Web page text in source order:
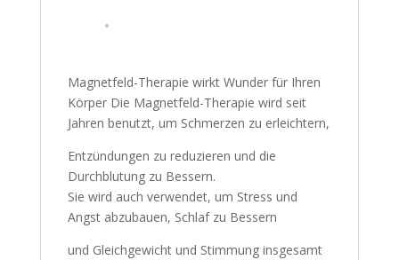
Magnetfeld-Therapie wirkt Wunder für Ihren
Körper Die Magnetfeld-Therapie wird seit
Jahren benutzt, um Schmerzen zu erleichtern,
Entzündungen zu reduzieren und die
Durchblutung zu Bessern.
Sie wird auch verwendet, um Stress und
Angst abzubauen, Schlaf zu Bessern
und Gleichgewicht und Stimmung insgesamt